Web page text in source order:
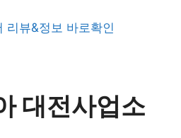
리뷰&정보 바로확인
대전사업소